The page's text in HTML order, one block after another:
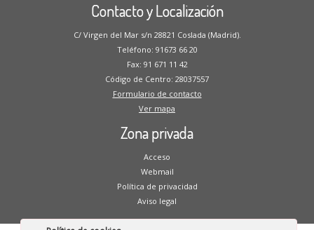
Contacto y Localización
C/ Virgen del Mar s/n 28821 Coslada (Madrid).
Teléfono: 91673 66 20
Fax: 91 671 11 42
Código de Centro: 28037557
Formulario de contacto
Ver mapa
Zona privada
Acceso
Webmail
Política de privacidad
Aviso legal